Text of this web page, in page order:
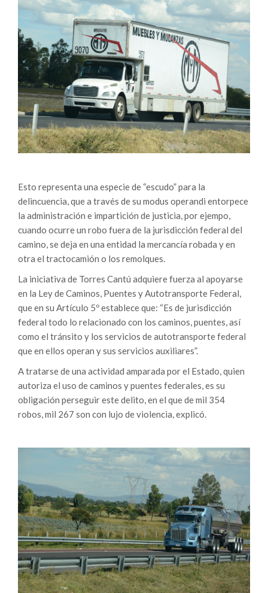
Esto representa una especie de “escudo” para la
delincuencia, que a través de su modus operandi entorpece
la administración e impartición de justicia, por ejempo,
cuando ocurre un robo fuera de la jurisdicción federal del
camino, se deja en una entidad la mercancía robada y en
otra el tractocamión o los remolques.
La iniciativa de Torres Cantú adquiere fuerza al apoyarse
en la Ley de Caminos, Puentes y Autotransporte Federal,
que en su Artículo 5º establece que: “Es de jurisdicción
federal todo lo relacionado con los caminos, puentes, así
como el tránsito y los servicios de autotransporte federal
que en ellos operan y sus servicios auxiliares”.
A tratarse de una actividad amparada por el Estado, quien
autoriza el uso de caminos y puentes federales, es su
obligación perseguir este delito, en el que de mil 354
robos, mil 267 son con lujo de violencia, explicó.